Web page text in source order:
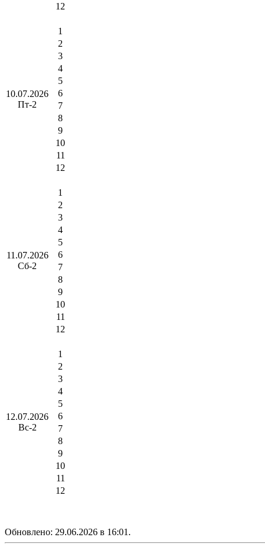
12
10.07.2026
Пт-2
1
2
3
4
5
6
7
8
9
10
11
12
11.07.2026
Сб-2
1
2
3
4
5
6
7
8
9
10
11
12
12.07.2026
Вс-2
1
2
3
4
5
6
7
8
9
10
11
12
Обновлено: 29.06.2026 в 16:01.